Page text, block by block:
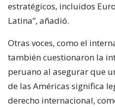
estratégicos, incluidos
Latina”, añadió.
Otras voces, como el
también cuestionaron la
peruano al asegurar que
de las Américas significa
derecho internacional,